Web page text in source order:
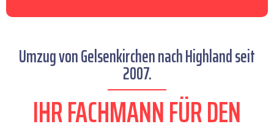
Umzug von Gelsenkirchen nach Highland seit
2007.
IHR FACHMANN FÜR DEN